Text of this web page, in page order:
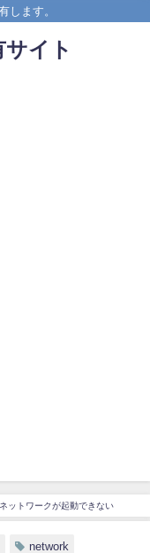
します。
イト
ットワークが起動できない
network